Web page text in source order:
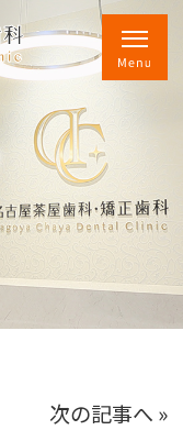
次の記事へ »